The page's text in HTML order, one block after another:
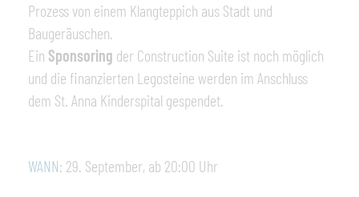
Prozess von einem Klangteppich aus Stadt und
Baugeräuschen.
Ein Sponsoring der Construction Suite ist noch möglich
und die finanzierten Legosteine werden im Anschluss
dem St. Anna Kinderspital gespendet.
WANN: 29. September, ab 20:00 Uhr